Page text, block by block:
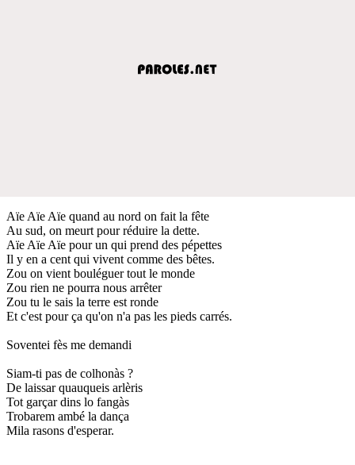
Aïe Aïe Aïe quand au nord on fait la fête
Au sud, on meurt pour réduire la dette.
Aïe Aïe Aïe pour un qui prend des pépettes
Il y en a cent qui vivent comme des bêtes.
Zou on vient bouléguer tout le monde
Zou rien ne pourra nous arrêter
Zou tu le sais la terre est ronde
Et c'est pour ça qu'on n'a pas les pieds carrés.
Soventei fès me demandi
Siam-ti pas de colhonàs ?
De laissar quauqueis arlèris
Tot garçar dins lo fangàs
Trobarem ambé la dança
Mila rasons d'esperar.